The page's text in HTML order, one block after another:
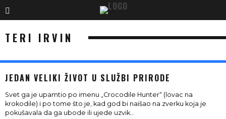
TERI IRVIN
JEDAN VELIKI ŽIVOT U SLUŽBI PRIRODE
Svet ga je upamtio po imenu „Crocodile Hunter“ (lovac na
krokodile) i po tome što je, kad god bi naišao na zverku koja je
pokušavala da ga ubode ili ujede uzvik...